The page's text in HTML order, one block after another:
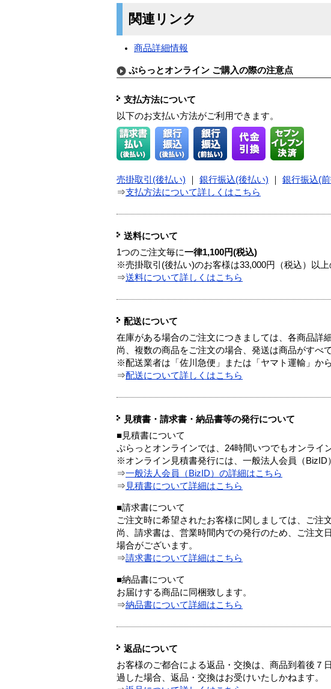
関連リンク
商品詳細情報
ぷらっとオンライン ご購入の際の注意点
支払方法について
以下のお支払い方法がご利用できます。
売掛取引(後払い) 銀行振込(後払い) 銀行振込(
⇒支払方法について詳しくはこちら
送料について
1つのご注文毎に一律1,100円(税込)
※売掛取引(後払い)のお客様は33,000円（税込）以上
⇒送料について詳しくはこちら
配送について
在庫がある場合のご注文につきましては、各商品詳
尚、複数の商品をご注文の場合、発送は商品がすべ
※配送業者は「佐川急便」または「ヤマト運輸」か
⇒配送について詳しくはこちら
見積書・請求書・納品書等の発行について
■見積書について
ぷらっとオンラインでは、24時間いつでもオンライ
※オンライン見積書発行には、一般法人会員（BizID
⇒一般法人会員（BizID）の詳細はこちら
⇒ 見積書について詳細はこちら
■請求書について
ご注文時に希望されたお客様に関しましては、ご注
尚、請求書は、営業時間内での発行のため、ご注文
場合がございます。
⇒請求書について詳細はこちら
■納品書について
お届けする商品に同梱致します。
⇒納品書について詳細はこちら
返品について
お客様のご都合による返品・交換は、商品到着後７
過した場合、返品・交換はお受けいたしかねます。